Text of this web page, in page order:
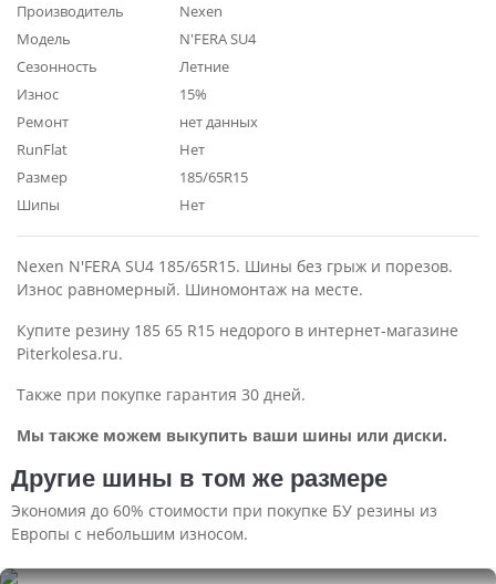
Производитель
Nexen
Модель
N'FERA SU4
Сезонность
Летние
Износ
15%
Ремонт
нет данных
RunFlat
Нет
Размер
185/65R15
Шипы
Нет
Nexen N'FERA SU4 185/65R15. Шины без грыж и порезов.
Износ равномерный. Шиномонтаж на месте.
Купите резину 185 65 R15 недорого в интернет-магазине
Piterkolesa.ru.
Также при покупке гарантия 30 дней.
Мы также можем выкупить ваши шины или диски.
Другие шины в том же размере
Экономия до 60% стоимости при покупке БУ резины из
Европы с небольшим износом.